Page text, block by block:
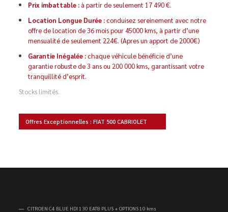
Prix imbattable : à partir de seulement 17 490 €.
Location Longue Durée :conduisez sereinement avec notre
offre de location de 36 mois pour 45000 kms, à partir d’une
mensualité de seulement 224€. (Apres un apport de 2000€)
Garantie Inégalée :chaque véhicule bénéficie d’une
garantie robuste de 3 ans ou 200 000 kms, garantissant votre
tranquillité d’esprit.
Stocks limités.
Offres Exceptionnelles : FIAT 500 CABRIOLET
CITROEN C4 BLUE HDI 130 EAT8 PLUS + OPTIONS 10 kms